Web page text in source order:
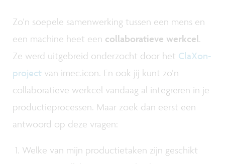
Zo’n soepele samenwerking tussen een mens en
een machine heet een collaboratieve werkcel.
Ze werd uitgebreid onderzocht door het ClaXon-
project van imec.icon. En ook jij kunt zo’n
collaboratieve werkcel vandaag al integreren in je
productieprocessen. Maar zoek dan eerst een
antwoord op deze vragen:
Welke van mijn productietaken zijn geschikt